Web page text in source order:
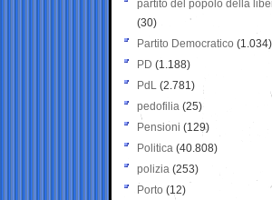
partito del popolo della
(30)
Partito Democratico (1.034)
PD (1.188)
PdL (2.781)
pedofilia (25)
Pensioni (129)
Politica (40.808)
polizia (253)
Porto (12)